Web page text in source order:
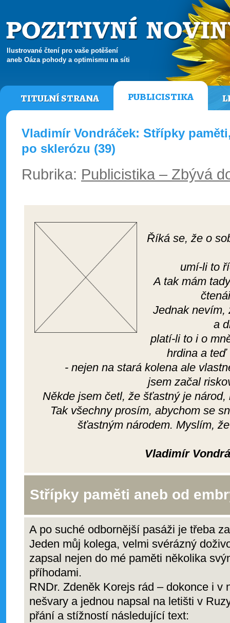
Ilustrované čtení pro vaše potěšení
aneb Oáza pohody a optimismu na síti
TITULNÍ STRANA PUBLICISTIKA
Vladimír Vondráček: Střípky
po sklerózu (39)
Rubrika: Publicistika – Zbývá
Říká se, že o
umí-li to
A tak mám
Jednak nevím,
a
platí-li to i o
hrdina a teď
- nejen na stará kolena ale
jsem začal
Někde jsem četl, že šťastný je
Tak všechny prosím, abychom se
šťastným národem. Myslím,
Vladimír
Střípky paměti aneb od
A po suché odbornější pasáži je třeba
Jeden můj kolega, velmi svérázný
zapsal nejen do mé paměti několika
příhodami.
RNDr. Zdeněk Korejs rád – dokonce i v
nešvary a jednou napsal na letišti v
přání a stížností následující text: